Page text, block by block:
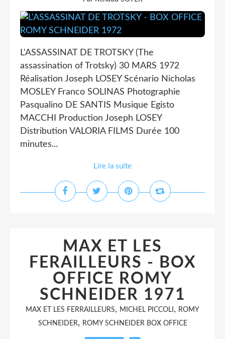
L'ASSASSINAT DE TROTSKY (The
assassination of Trotsky) 30 MARS 1972
Réalisation Joseph LOSEY Scénario Nicholas
MOSLEY Franco SOLINAS Photographie
Pasqualino DE SANTIS Musique Egisto
MACCHI Production Joseph LOSEY
Distribution VALORIA FILMS Durée 100
minutes...
Lire la suite
MAX ET LES
FERAILLEURS - BOX
OFFICE ROMY
SCHNEIDER 1971
MAX ET LES FERRAILLEURS, MICHEL PICCOLI , ROMY
SCHNEIDER, ROMY SCHNEIDER BOX OFFICE